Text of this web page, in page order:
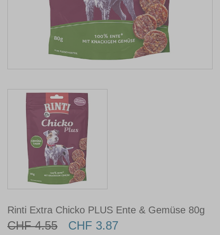
Rinti Extra Chicko PLUS Ente & Gemüse 80g
CHF 4.55 CHF 3.87